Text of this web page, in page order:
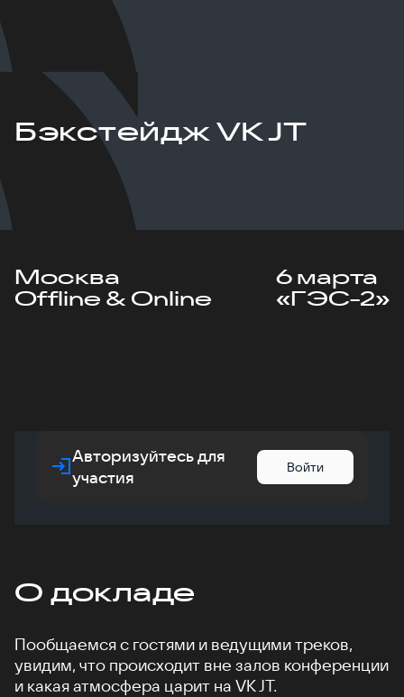
Бэкстейдж VK JT
Москва
Offline & Online
6 марта
«ГЭС-2»
Авторизуйтесь для
участия
Войти
О докладе
Пообщаемся с гостями и ведущими треков,
увидим, что происходит вне залов конференции
и какая атмосфера царит на VK JT.